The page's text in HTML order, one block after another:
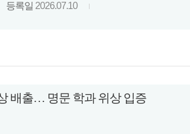
등록일 2026.07.10
배출… 명문 학과 위상 입증